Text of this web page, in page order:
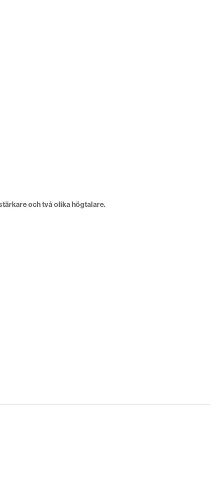
och två olika högtalare.